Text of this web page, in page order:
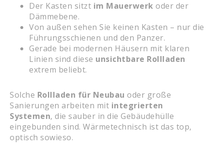
Der Kasten sitzt im Mauerwerk oder der
Dämmebene.
Von außen sehen Sie keinen Kasten – nur die
Führungsschienen und den Panzer.
Gerade bei modernen Häusern mit klaren
Linien sind diese unsichtbare Rollladen
extrem beliebt.
Solche Rollladen für Neubau oder große
Sanierungen arbeiten mit integrierten
Systemen, die sauber in die Gebäudehülle
eingebunden sind. Wärmetechnisch ist das top,
optisch sowieso.